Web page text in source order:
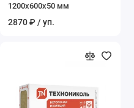
1200х600х50 мм
2870 ₽ / уп.